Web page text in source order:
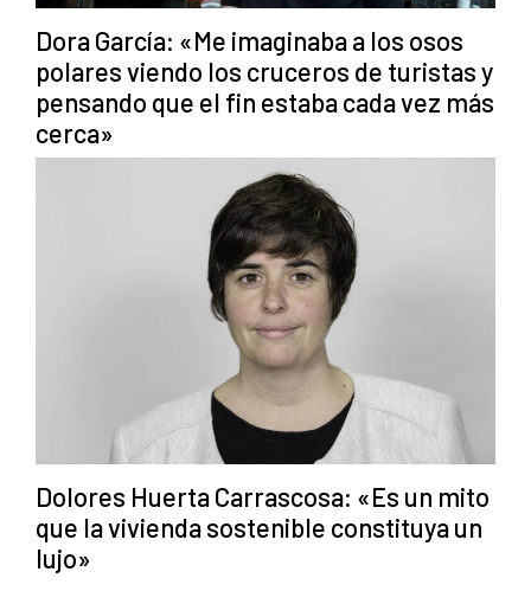
Dora García: «Me imaginaba a los osos
polares viendo los cruceros de turistas y
pensando que el fin estaba cada vez más
cerca»
Dolores Huerta Carrascosa: «Es un mito
que la vivienda sostenible constituya un
lujo»